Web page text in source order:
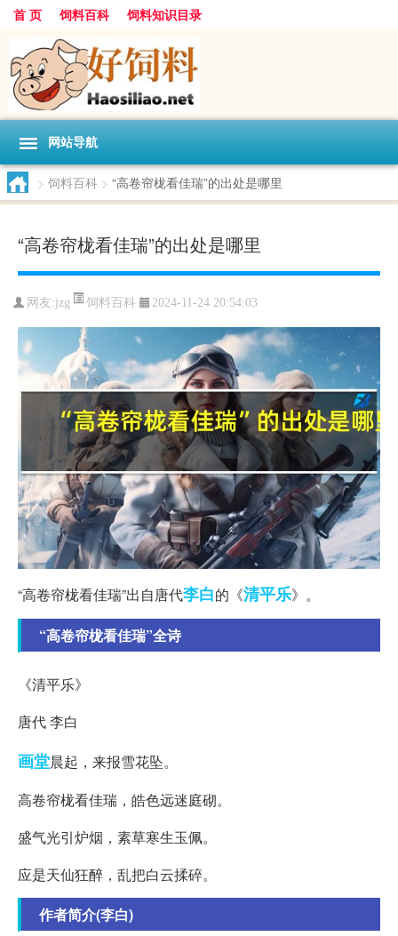
首 页 饲料百科 饲料知识目录
网站导航
> 饲料百科 > “高卷帘栊看佳瑞”的出处是哪里
“高卷帘栊看佳瑞”的出处是哪里
网友:jzg 饲料百科 2024-11-24 20:54:03
“高卷帘栊看佳瑞”出自唐代李白的《清平乐》。
“高卷帘栊看佳瑞”全诗
《清平乐》
唐代 李白
画堂晨起，来报雪花坠。
高卷帘栊看佳瑞，皓色远迷庭砌。
盛气光引炉烟，素草寒生玉佩。
应是天仙狂醉，乱把白云揉碎。
作者简介(李白)